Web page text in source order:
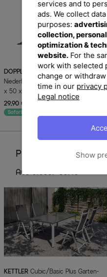
DOPPLER
Niederlehner, anthrazit, Polyester, 100
x 50 x 7 cm
29,90 €
UVP 59,90 €
Sofort lieferbar
Perfektionieren
Aus dieser Serie
KETTLER
services and to
ads. We collect
purposes:
collection,
optimization &
website.For the
work with selected
change or
time in our privacy
Legal notice
Show